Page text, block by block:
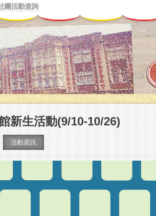
團活動查詢
新生活動(9/10-10/26)
活動資訊